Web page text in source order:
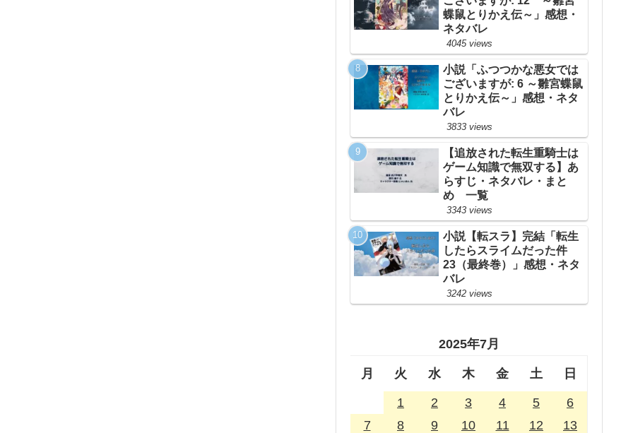
蝶鼠とりかえ伝～」感想・
ネタバレ
4045 views
小説「ふつつかな悪女では
ございますが: 6 ～雛宮蝶鼠
とりかえ伝～」感想・ネタ
バレ
3833 views
【追放された転生重騎士は
ゲーム知識で無双する】あ
らすじ・ネタバレ・まと
め 一覧
3343 views
小説【転スラ】完結「転生
したらスライムだった件
23（最終巻）」感想・ネタ
バレ
3242 views
2025年7月
月 火 水 木 金 土 日
1 2 3 4 5
6
7
8 9 10 11 12
13